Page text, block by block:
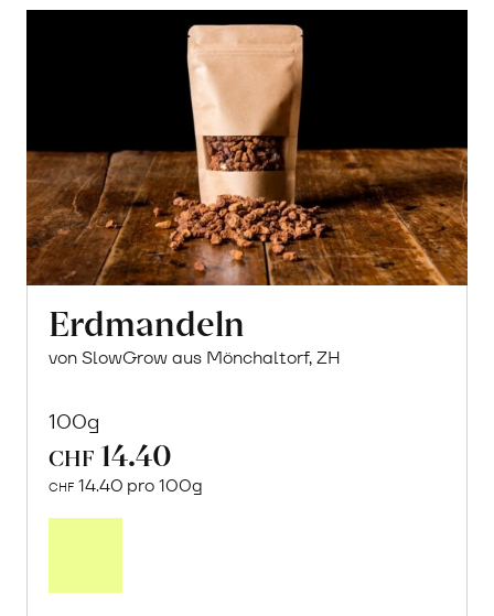
Erdmandeln
von SlowGrow aus Mönchaltorf, ZH
100g
CHF 14.40
CHF 14.40 pro 100g